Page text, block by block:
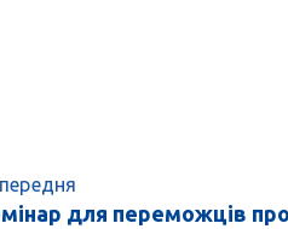
для переможців